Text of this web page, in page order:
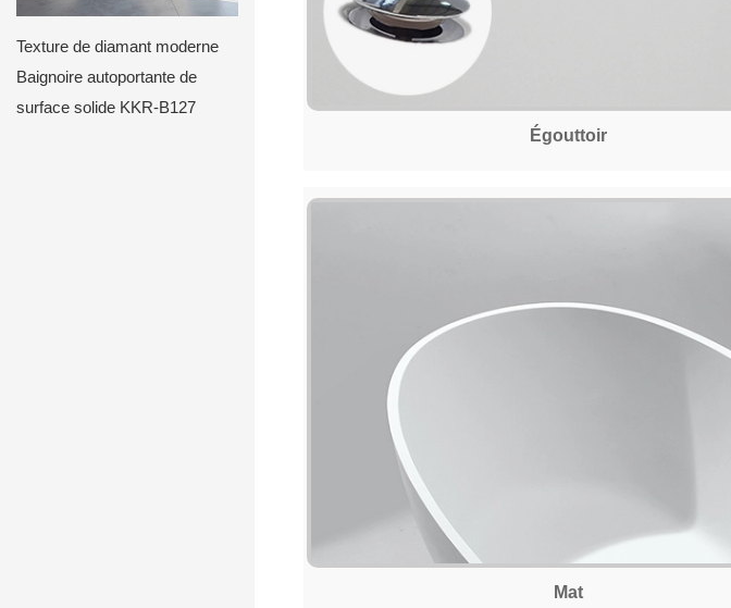
Texture de diamant moderne
Baignoire autoportante de
surface solide KKR-B127
Égouttoir
Mat